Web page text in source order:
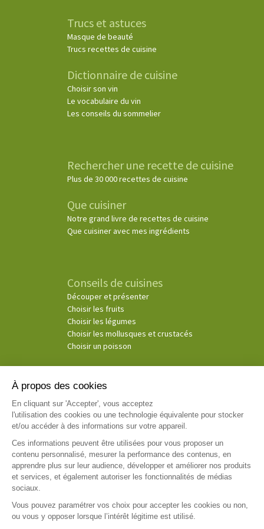
Trucs et astuces
Masque de beauté
Trucs recettes de cuisine
Dictionnaire de cuisine
Choisir son vin
Le vocabulaire du vin
Les conseils du sommelier
Rechercher une recette de cuisine
Plus de 30 000 recettes de cuisine
Que cuisiner
Notre grand livre de recettes de cuisine
Que cuisiner avec mes ingrédients
Conseils de cuisines
Découper et présenter
Choisir les fruits
Choisir les légumes
Choisir les mollusques et crustacés
Choisir un poisson
Ce consentement exprès s’applique à la société Cosmospace et les sociétés Telemaque, Pluton
Media et Cassiopée afin de recevoir leurs offres de voyance. Par téléphone, il est entendu toutes
émissions d’appel émanant de la société Cosmospace et des sociétés Telemaque, Pluton Media et
Cassiopée afin de recevoir, comme consenties, leurs offres de voyance dans le respect des
règlementations en vigueur. Par voie électronique, il est entendu toute communication par email,
sms et voie IP.
À propos des cookies
En cliquant sur 'Accepter', vous acceptez
l'utilisation des cookies ou une technologie équivalente pour stocker
et/ou accéder à des informations sur votre appareil.
Ces informations peuvent être utilisées pour vous proposer un
contenu personnalisé, mesurer la performance des contenus, en
apprendre plus sur leur audience, développer et améliorer nos produits
et services, et également autoriser les fonctionnalités de médias
sociaux.
Vous pouvez paramétrer vos choix pour accepter les cookies ou non,
ou vous y opposer lorsque l’intérêt légitime est utilisé.